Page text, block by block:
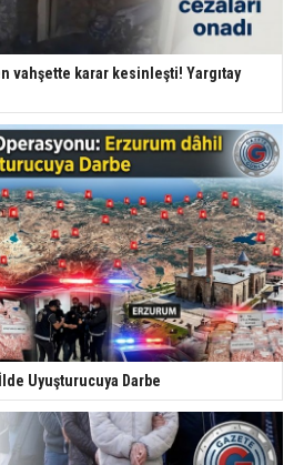
vahşette karar kesinleşti! Yargıtay
Uyuşturucuya Darbe